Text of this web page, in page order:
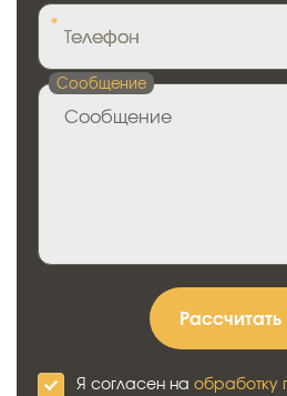
Телефон
*
Сообщение
Я согласен наобработку
Рассчитать